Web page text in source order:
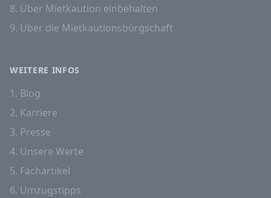
8. Über Mietkaution einbehalten
9. Über die Mietkautionsbürgschaft
WEITERE INFOS
1. Blog
2. Karriere
3. Presse
4. Unsere Werte
5. Fachartikel
6. Umzugstipps